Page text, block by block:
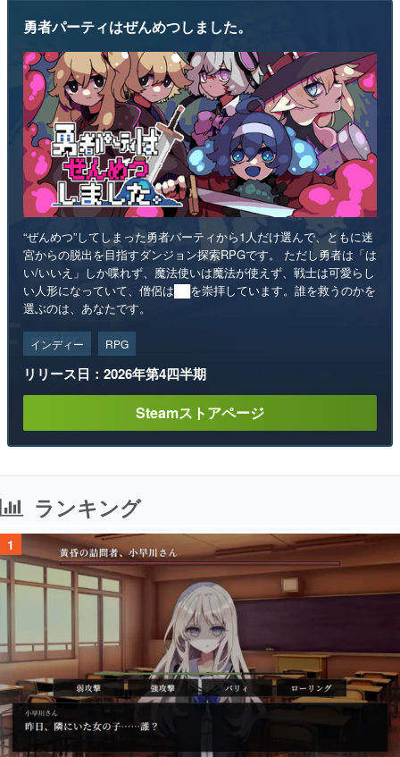
勇者パーティはぜんめつしました。
“ぜんめつ”してしまった勇者パーティから1人だけ選んで、ともに迷
宮からの脱出を目指すダンジョン探索RPGです。 ただし勇者は「は
い/いいえ」しか喋れず、魔法使いは魔法が使えず、戦士は可愛らし
い人形になっていて、僧侶は██を崇拝しています。誰を救うのかを
選ぶのは、あなたです。
インディー RPG
リリース日：2026年第4四半期
Steamストアページ
ランキング
1